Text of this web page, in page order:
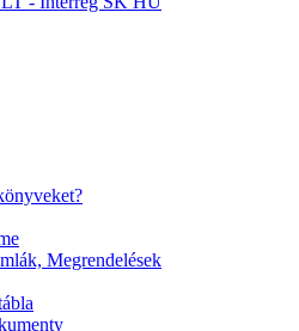
Megrendelések